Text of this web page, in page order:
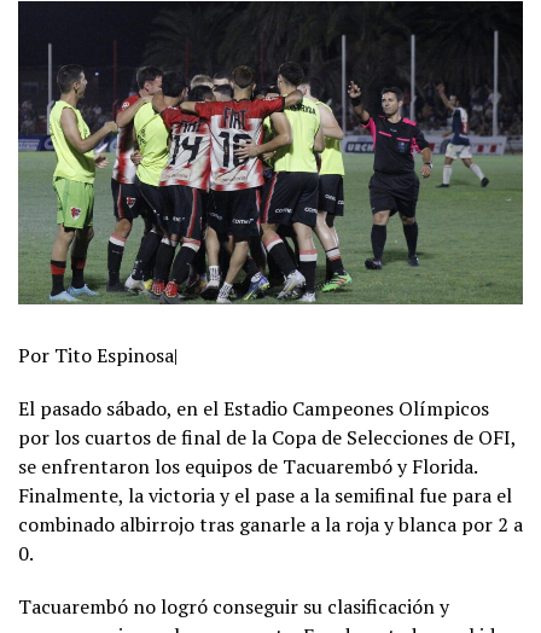
Por Tito Espinosa|
El pasado sábado, en el Estadio Campeones Olímpicos
por los cuartos de final de la Copa de Selecciones de OFI,
se enfrentaron los equipos de Tacuarembó y Florida.
Finalmente, la victoria y el pase a la semifinal fue para el
combinado albirrojo tras ganarle a la roja y blanca por 2 a
0.
Tacuarembó no logró conseguir su clasificación y